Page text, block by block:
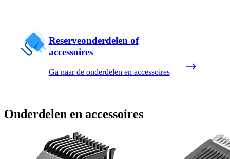
Reserveonderdelen of
accessoires
Ga naar de onderdelen en accessoires
Onderdelen en accessoires